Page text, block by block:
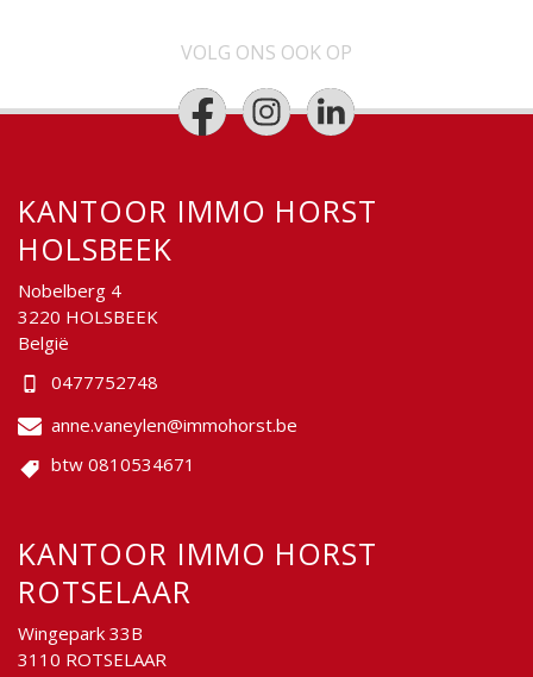
VOLG ONS OOK OP
KANTOOR IMMO HORST
HOLSBEEK
Nobelberg 4
3220 HOLSBEEK
België
0477752748
anne.vaneylen@immohorst.be
btw 0810534671
KANTOOR IMMO HORST
ROTSELAAR
Wingepark 33B
3110 ROTSELAAR